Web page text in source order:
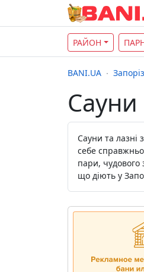
РАЙОН
BANI.UA
Сауни
Сауни та лазні
себе
пари, чудового
що діють у